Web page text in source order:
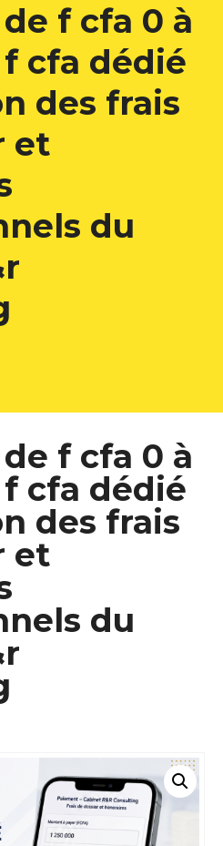
f cfa 0 à
cfa dédié
des frais
et
du
f cfa 0 à
cfa dédié
des frais
et
du